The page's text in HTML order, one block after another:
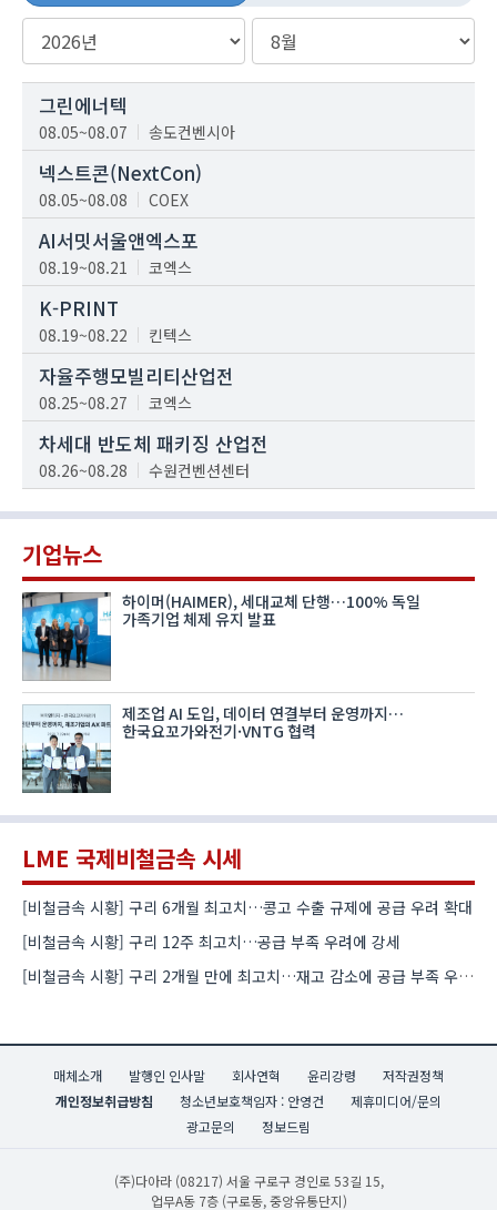
그린에너텍
08.05~08.07 송도컨벤시아
넥스트콘(NextCon)
08.05~08.08 COEX
AI서밋서울앤엑스포
08.19~08.21 코엑스
K-PRINT
08.19~08.22 킨텍스
자율주행모빌리티산업전
08.25~08.27 코엑스
차세대 반도체 패키징 산업전
08.26~08.28 수원컨벤션센터
기업뉴스
하이머(HAIMER), 세대교체 단행…100% 독일
가족기업 체제 유지 발표
제조업 AI 도입, 데이터 연결부터 운영까지…
한국요꼬가와전기·VNTG 협력
LME 국제비철금속 시세
[비철금속 시황] 구리 6개월 최고치…콩고 수출 규제에 공급 우려 확대
[비철금속 시황] 구리 12주 최고치…공급 부족 우려에 강세
[비철금속 시황] 구리 2개월 만에 최고치…재고 감소에 공급 부족 우려 확대
매체소개 발행인 인사말 회사연혁 윤리강령
저작권정책
개인정보취급방침
청소년보호책임자 : 안영건
제휴미디어/문의
광고문의
정보드림
(주)다아라 (08217) 서울 구로구 경인로 53길 15,
업무A동 7층 (구로동, 중앙유통단지)